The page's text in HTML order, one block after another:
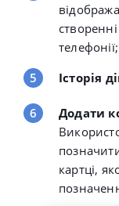
телефонії;
Історія
Додати
картці,